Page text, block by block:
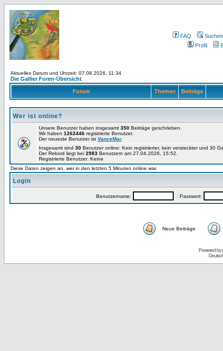
FAQ
Suchen
Profil
Aktuelles Datum und Uhrzeit: 07.08.2026, 11:34
Die Gallier Foren-Übersicht
Forum Themen Beiträge
Wer ist online?
Unsere Benutzer haben insgesamt 350 Beiträge geschrieben.
Wir haben 1262446 registrierte Benutzer.
Der neueste Benutzer ist VanceMar
Insgesamt sind 30 Benutzer online: Kein registrierter, kein versteckter und 30
Der Rekord liegt bei 2983 Benutzern am 27.04.2026, 15:52.
Registrierte Benutzer: Keine
Diese Daten zeigen an, wer in den letzten 5 Minuten online war.
Login
Benutzername: Passwort:
Neue Beiträge
Powered by